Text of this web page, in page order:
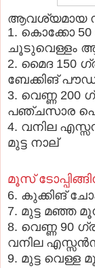
ആവശ്യമായ
1. കൊക്കോ 50
ചൂടുവെള്ളം
2. മൈദ 150
ബേക്കിങ്
3. വെണ്ണ 200
പഞ്ചസാര
4. വനില
മുട്ട നാല്
മൂസ്
6. കുക്കിങ്
7. മുട്ട മഞ്ഞ
8. വെണ്ണ 90
വനില
9. മുട്ട വെള്ള